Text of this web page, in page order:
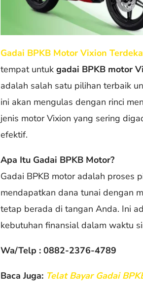
Gadai BPKB Motor Vixion
tempat untukgadai BPKB motor
adalah salah satu pilihan terbaik
ini akan mengulas dengan rinci
jenis motor Vixion yang sering
efektif.
Apa Itu Gadai BPKB Motor?
Gadai BPKB motor adalah proses
mendapatkan dana tunai dengan
tetap berada di tangan Anda. Ini
kebutuhan finansial dalam waktu
Wa/Telp : 0882-2376-4789
Baca Juga: Telat Bayar Gadai